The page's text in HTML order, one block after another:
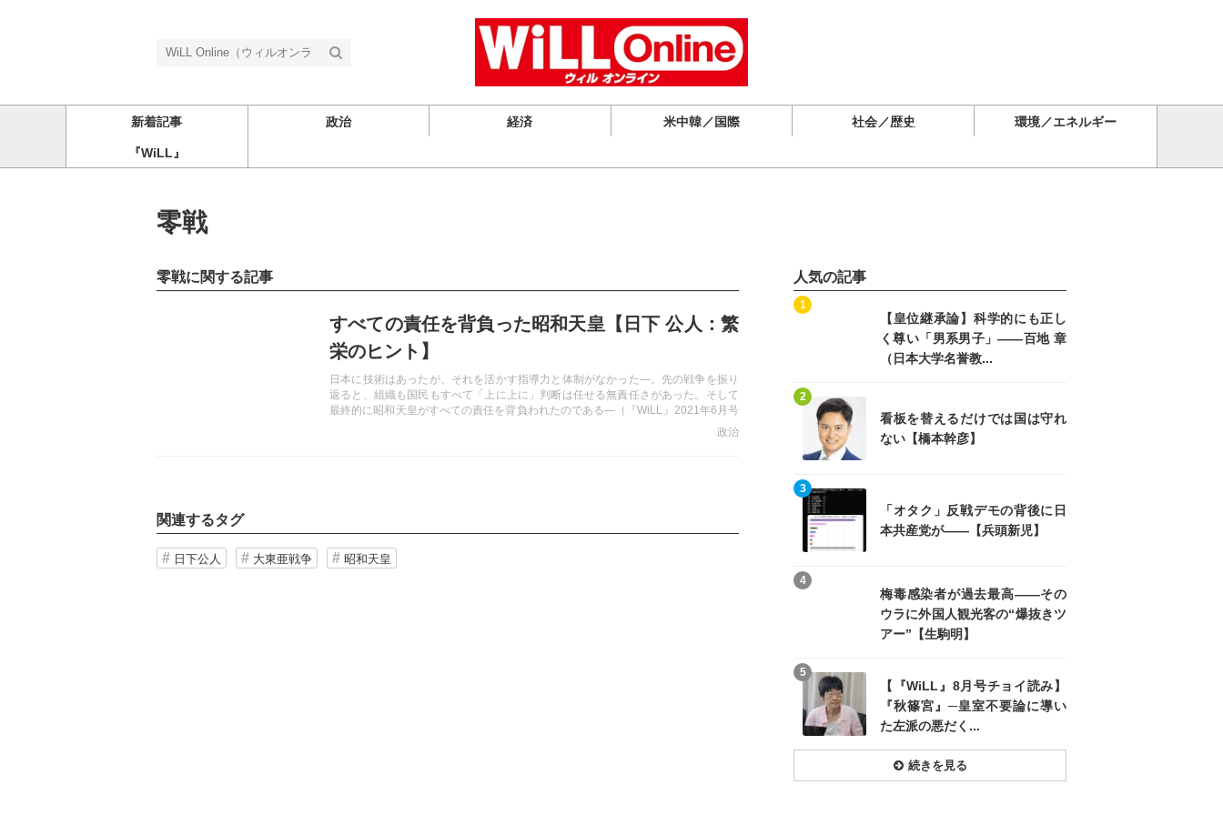
新着記事 政治 経済 米中韓／国際 社会／歴史 環境／エネルギー
『WiLL』
零戦
零戦に関する記事
すべての責任を背負った昭和天皇【日下 公人：繁
栄のヒント】
日本に技術はあったが、それを活かす指導力と体制がなかった―。先の戦争を振り
返ると、組織も国民もすべて「上に上に」判断は任せる無責任さがあった。そして
最終的に昭和天皇がすべての責任を背負われたのである―（『WiLL』2021年6月号
政治
関連するタグ
日下公人 大東亜戦争 昭和天皇
人気の記事
【皇位継承論】科学的にも正し
く尊い「男系男子」――百地 章
（日本大学名誉教...
1
看板を替えるだけでは国は守れ
ない【橋本幹彦】
2
記事を読む
「オタク」反戦デモの背後に日
本共産党が――【兵頭新児】
3
梅毒感染者が過去最高――その
ウラに外国人観光客の“爆抜きツ
アー”【生駒明】
4
【『WiLL』8月号チョイ読み】
『秋篠宮』─皇室不要論に導い
た左派の悪だく...
5
続きを見る